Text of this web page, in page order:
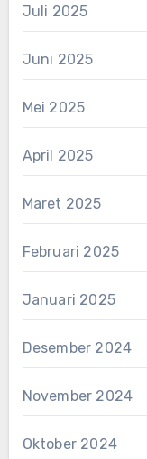
Juli 2025
Juni 2025
Mei 2025
April 2025
Maret 2025
Februari 2025
Januari 2025
Desember 2024
November 2024
Oktober 2024